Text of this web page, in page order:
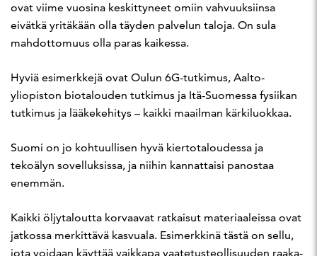
ovat viime vuosina keskittyneet omiin vahvuuksiinsa
eivätkä yritäkään olla täyden palvelun taloja. On sula
mahdottomuus olla paras kaikessa.
Hyviä esimerkkejä ovat Oulun 6G-tutkimus, Aalto-
yliopiston biotalouden tutkimus ja Itä-Suomessa fysiikan
tutkimus ja lääkekehitys – kaikki maailman kärkiluokkaa.
Suomi on jo kohtuullisen hyvä kiertotaloudessa ja
tekoälyn sovelluksissa, ja niihin kannattaisi panostaa
enemmän.
Kaikki öljytaloutta korvaavat ratkaisut materiaaleissa ovat
jatkossa merkittävä kasvuala. Esimerkkinä tästä on sellu,
jota voidaan käyttää vaikkapa vaatetusteollisuuden raaka-